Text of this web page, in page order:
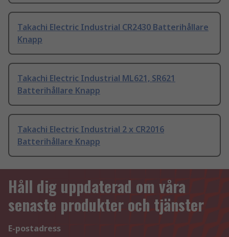
Takachi Electric Industrial CR2430 Batterihållare
Knapp
Takachi Electric Industrial ML621, SR621
Batterihållare Knapp
Takachi Electric Industrial 2 x CR2016
Batterihållare Knapp
Håll dig uppdaterad om våra
senaste produkter och tjänster
E-postadress